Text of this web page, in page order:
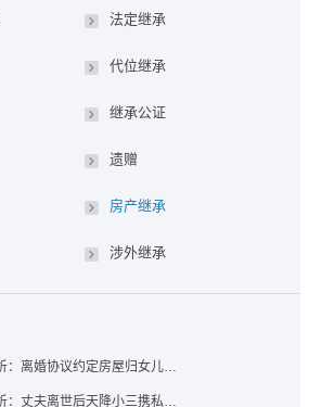
法定继承
代位继承
继承公证
遗赠
房产继承
涉外继承
福州律师蔡思斌评析：离婚协议约定房屋归女儿所有，父亲去世后继母能否拒绝过户？
福州律师蔡思斌评析：丈夫离世后天降小三携私生子争遗产，法院正义判决保住原配80%份额！